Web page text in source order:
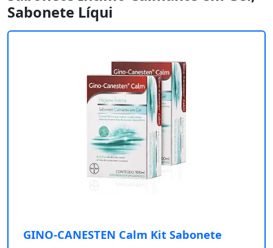
Sabonete Líqui
GINO-CANESTEN Calm Kit Sabonete